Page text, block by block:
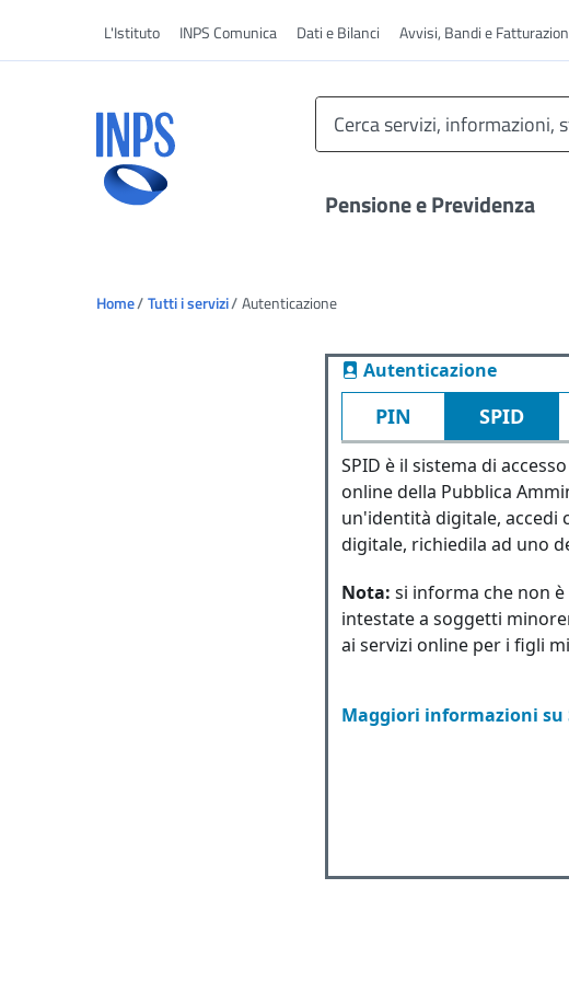
L'Istituto INPS Comunica Dati e Bilanci Avvisi, Bandi e
Pensione e Previdenza
Home Tutti i servizi Autenticazione
Autenticazione
PIN SPID
SPID è il sistema di
online della Pubblica
un'identità digitale, accedi
digitale, richiedila ad uno
Nota: si informa che non è
intestate a soggetti
ai servizi online per i figli
Maggiori informazioni su